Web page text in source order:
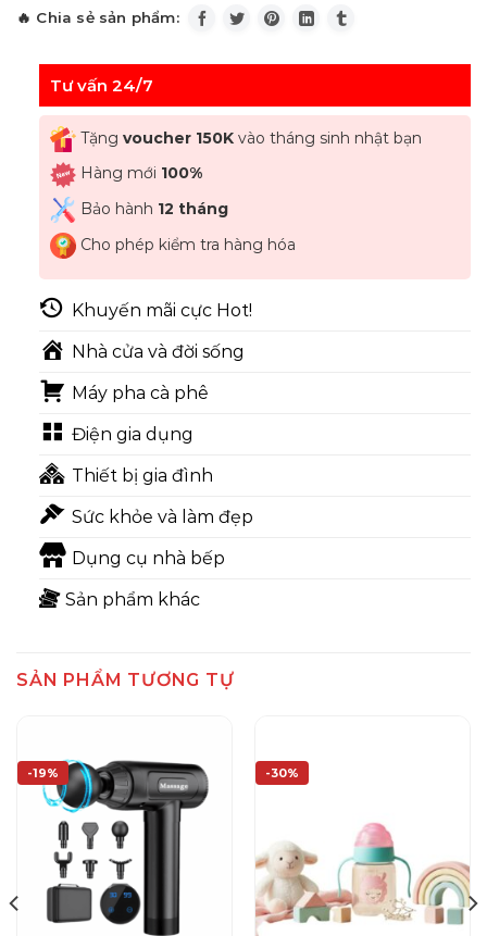
Tư vấn 24/7
Tặng voucher 150Kvào tháng sinh nhật bạn
Hàng mới 100%
Bảo hành 12 tháng
Cho phép kiểm tra hàng hóa
Khuyến mãi cực Hot!
Nhà cửa và đời sống
Máy pha cà phê
Điện gia dụng
Thiết bị gia đình
Sức khỏe và làm đẹp
Dụng cụ nhà bếp
Sản phẩm khác
SẢN PHẨM TƯƠNG TỰ
-19% -30%